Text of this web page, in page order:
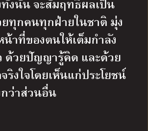
งนั้น จะสัมฤทธิผลเป็น
ยทุกคนทุกฝ่ายในชาติ มุ่ง
าที่ของตนให้เต็มกำลัง
ด้วยปัญญารู้คิด และด้วย
ริงใจโดยเห็นแก่ประโยชน์
ว่าส่วนอื่น